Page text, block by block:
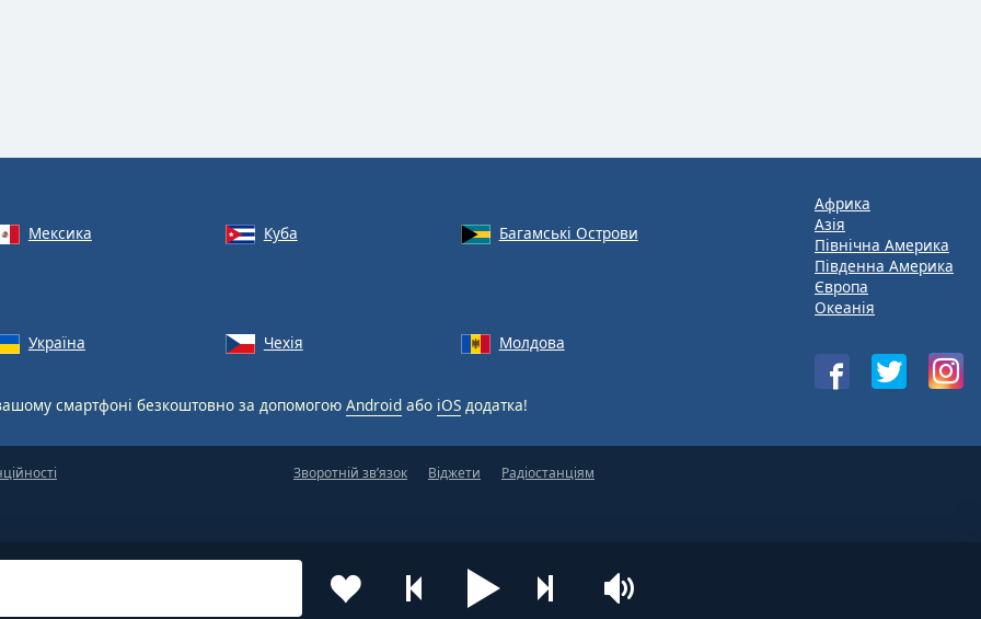
Мексика Куба
Багамські Острови
Україна Чехія Молдова
смартфоні безкоштовно за допомогою Android або iOS додатка!
Африка
Азія
Північна Америка
Південна Америка
Європа
Океанія
Зворотній зв’язок Віджети Радіостанціям